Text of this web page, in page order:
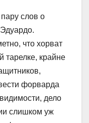
слов о
что хорват
тарелке, крайне
форварда
дело
слишком уж